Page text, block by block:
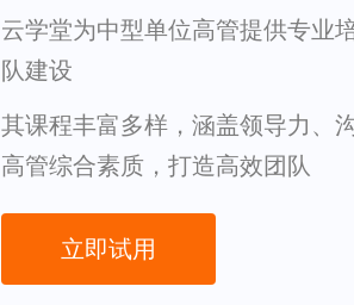
云学堂为中型单位高管提供专业
队建设
其课程丰富多样，涵盖领导力、
高管综合素质，打造高效团队
立即试用